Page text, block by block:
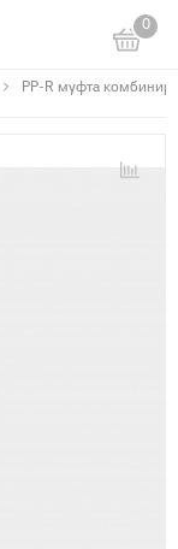
0
PP-R муфта